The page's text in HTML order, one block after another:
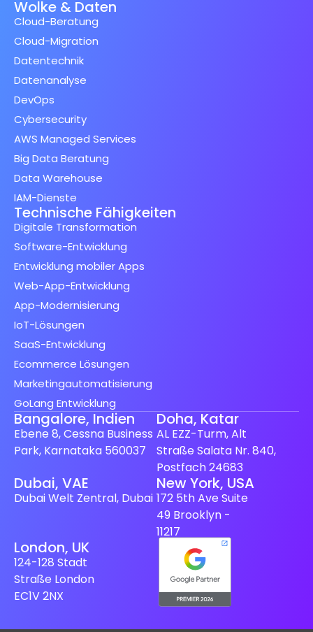
Wolke & Daten
Cloud-Beratung
Cloud-Migration
Datentechnik
Datenanalyse
DevOps
Cybersecurity
AWS Managed Services
Big Data Beratung
Data Warehouse
IAM-Dienste
Technische Fähigkeiten
Digitale Transformation
Software-Entwicklung
Entwicklung mobiler Apps
Web-App-Entwicklung
App-Modernisierung
IoT-Lösungen
SaaS-Entwicklung
Ecommerce Lösungen
Marketingautomatisierung
GoLang Entwicklung
Bangalore, Indien
Ebene 8, Cessna Business
Park, Karnataka 560037
Doha, Katar
AL EZZ-Turm, Alt
Straße Salata Nr. 840,
Postfach 24683
Dubai, VAE
Dubai Welt Zentral, Dubai
New York, USA
172 5th Ave Suite
49 Brooklyn -
11217
London, UK
124-128 Stadt
Straße London
EC1V 2NXFrench
Japanese
Dutch
Finnish
Spanish (Spain)